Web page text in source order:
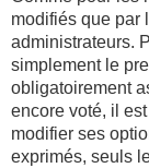
modifiés que par
administrateurs.
simplement le
obligatoirement
encore voté, il
modifier ses
exprimés, seuls